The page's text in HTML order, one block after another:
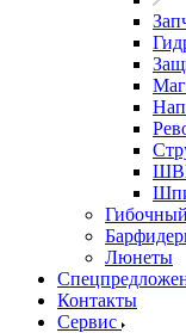
Люнеты
Контакты
Сервис